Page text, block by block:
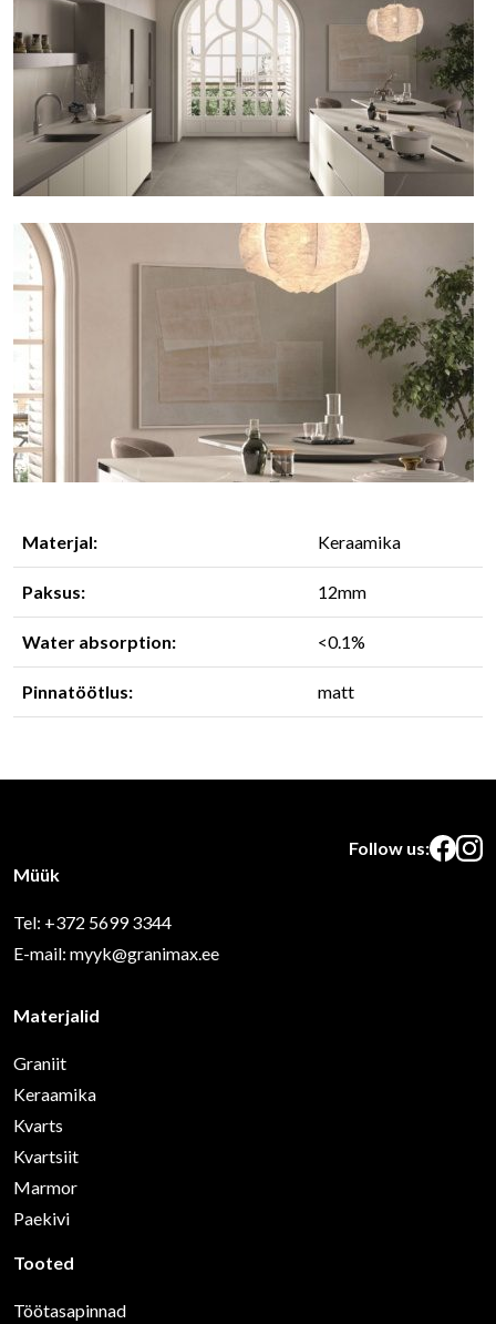
Materjal: Keraamika
Paksus: 12mm
Water absorption: <0.1%
Pinnatöötlus: matt
Follow us:
Müük
Tel: +372 5699 3344
E-mail: myyk@granimax.ee
Materjalid
Graniit
Keraamika
Kvarts
Kvartsiit
Marmor
Paekivi
Tooted
Töötasapinnad